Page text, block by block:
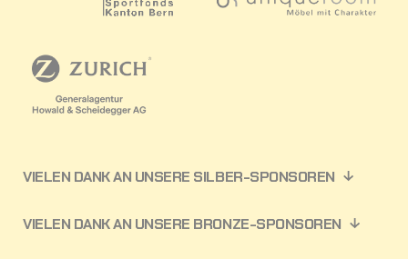
VIELEN DANK AN UNSERE SILBER-SPONSOREN
VIELEN DANK AN UNSERE BRONZE-SPONSOREN